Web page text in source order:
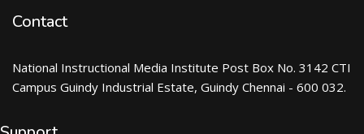
Contact
National Instructional Media Institute Post Box No. 3142 CTI
Campus Guindy Industrial Estate, Guindy Chennai - 600 032.